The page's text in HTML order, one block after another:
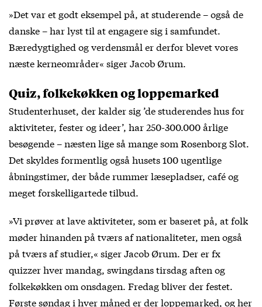
»Det var et godt eksempel på, at studerende – også de
danske – har lyst til at engagere sig i samfundet.
Bæredygtighed og verdensmål er derfor blevet vores
næste kerneområder« siger Jacob Ørum.
Quiz, folkekøkken og loppemarked
Studenterhuset, der kalder sig ’de studerendes hus for
aktiviteter, fester og ideer’, har 250-300.000 årlige
besøgende – næsten lige så mange som Rosenborg Slot.
Det skyldes formentlig også husets 100 ugentlige
åbningstimer, der både rummer læsepladser, café og
meget forskelligartede tilbud.
»Vi prøver at lave aktiviteter, som er baseret på, at folk
møder hinanden på tværs af nationaliteter, men også
på tværs af studier,« siger Jacob Ørum. Der er fx
quizzer hver mandag, swingdans tirsdag aften og
folkekøkken om onsdagen. Fredag bliver der festet.
Første søndag i hver måned er der loppemarked, og her